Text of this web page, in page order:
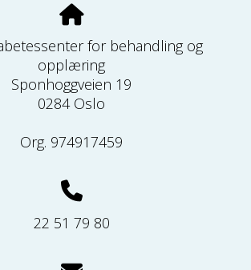
for behandling og
opplæring
Sponhoggveien 19
0284 Oslo
Org. 974917459
22 51 79 80